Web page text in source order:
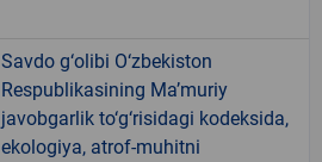
Savdo g‘olibi O‘zbekiston
Respublikasining Ma’muriy
javobgarlik to‘g‘risidagi kodeksida,
ekologiya, atrof-muhitni